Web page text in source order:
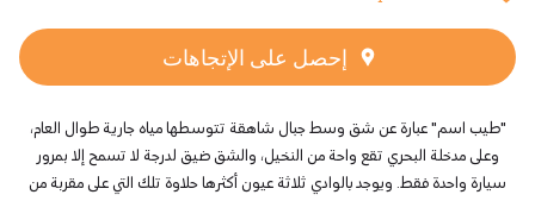
إحصل على الإتجاهات
"طيب اسم" عبارة عن شق وسط جبال شاهقة تتوسطها مياه جارية طوال العام،
وعلى مدخلة البحري تقع واحة من النخيل، والشق ضيق لدرجة لا تسمح إلا بمرور
سيارة واحدة فقط. ويوجد بالوادي ثلاثة عيون أكثرها حلاوة تلك التي على مقربة من